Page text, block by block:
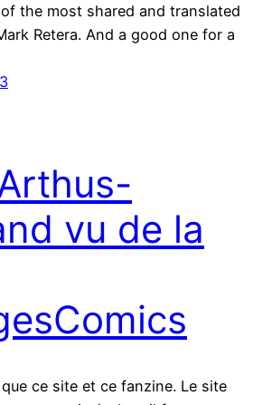
the most shared and translated
Retera. And a good one for a
vu de la
ce site et ce fanzine. Le site